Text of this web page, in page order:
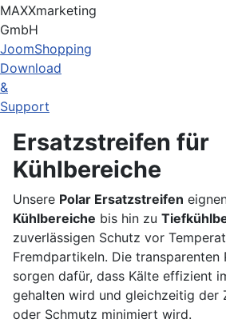
Ersatzstreifen für
Kühlbereiche
Unsere Polar Ersatzstreifen
Kühlbereiche bis hin zu
zuverlässigen Schutz vor
Fremdpartikeln. Die transparenten
sorgen dafür, dass Kälte effizient
gehalten wird und gleichzeitig der
oder Schmutz minimiert wird.
MAXXmarketing
GmbH
JoomShopping
Download
&
Support